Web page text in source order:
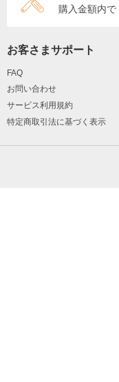
購入金額内で
お客さまサポート
FAQ
お問い合わせ
サービス利用規約
特定商取引法に基づく表示